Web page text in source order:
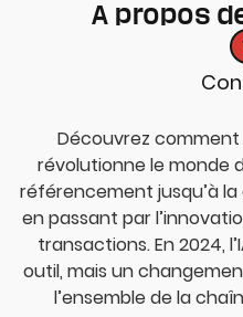
A propos
Découvrez comment
révolutionne le monde
référencement jusqu’à
en passant par
transactions. En 2024,
outil, mais un
l’ensemble de la